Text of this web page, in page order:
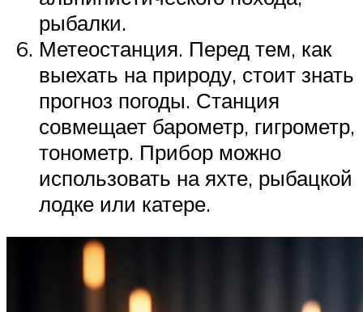
рыбалки.
Метеостанция. Перед тем, как
выехать на природу, стоит знать
прогноз погоды. Станция
совмещает барометр, гигрометр,
тонометр. Прибор можно
использовать на яхте, рыбацкой
лодке или катере.